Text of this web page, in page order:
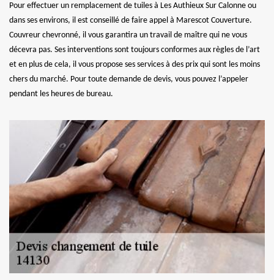
Pour effectuer un remplacement de tuiles à Les Authieux Sur Calonne ou
dans ses environs, il est conseillé de faire appel à Marescot Couverture.
Couvreur chevronné, il vous garantira un travail de maître qui ne vous
décevra pas. Ses interventions sont toujours conformes aux règles de l’art
et en plus de cela, il vous propose ses services à des prix qui sont les moins
chers du marché. Pour toute demande de devis, vous pouvez l’appeler
pendant les heures de bureau.